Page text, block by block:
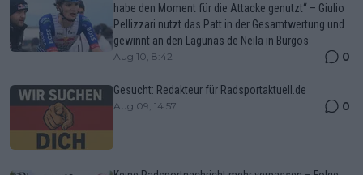
habe den Moment für die Attacke genutzt“ – Giulio
Pellizzari nutzt das Patt in der Gesamtwertung und
gewinnt an den Lagunas de Neila in Burgos
Aug 10, 8:42 0
Gesucht: Redakteur für Radsportaktuell.de
Aug 09, 14:57 0